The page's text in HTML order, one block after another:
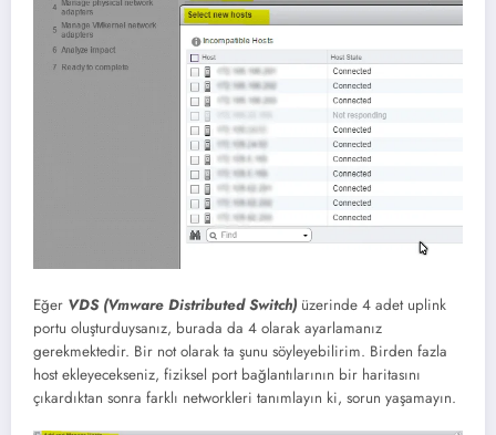
Eğer VDS (Vmware Distributed Switch) üzerinde 4 adet uplink
portu oluşturduysanız, burada da 4 olarak ayarlamanız
gerekmektedir. Bir not olarak ta şunu söyleyebilirim. Birden fazla
host ekleyecekseniz, fiziksel port bağlantılarının bir haritasını
çıkardıktan sonra farklı networkleri tanımlayın ki, sorun yaşamayın.